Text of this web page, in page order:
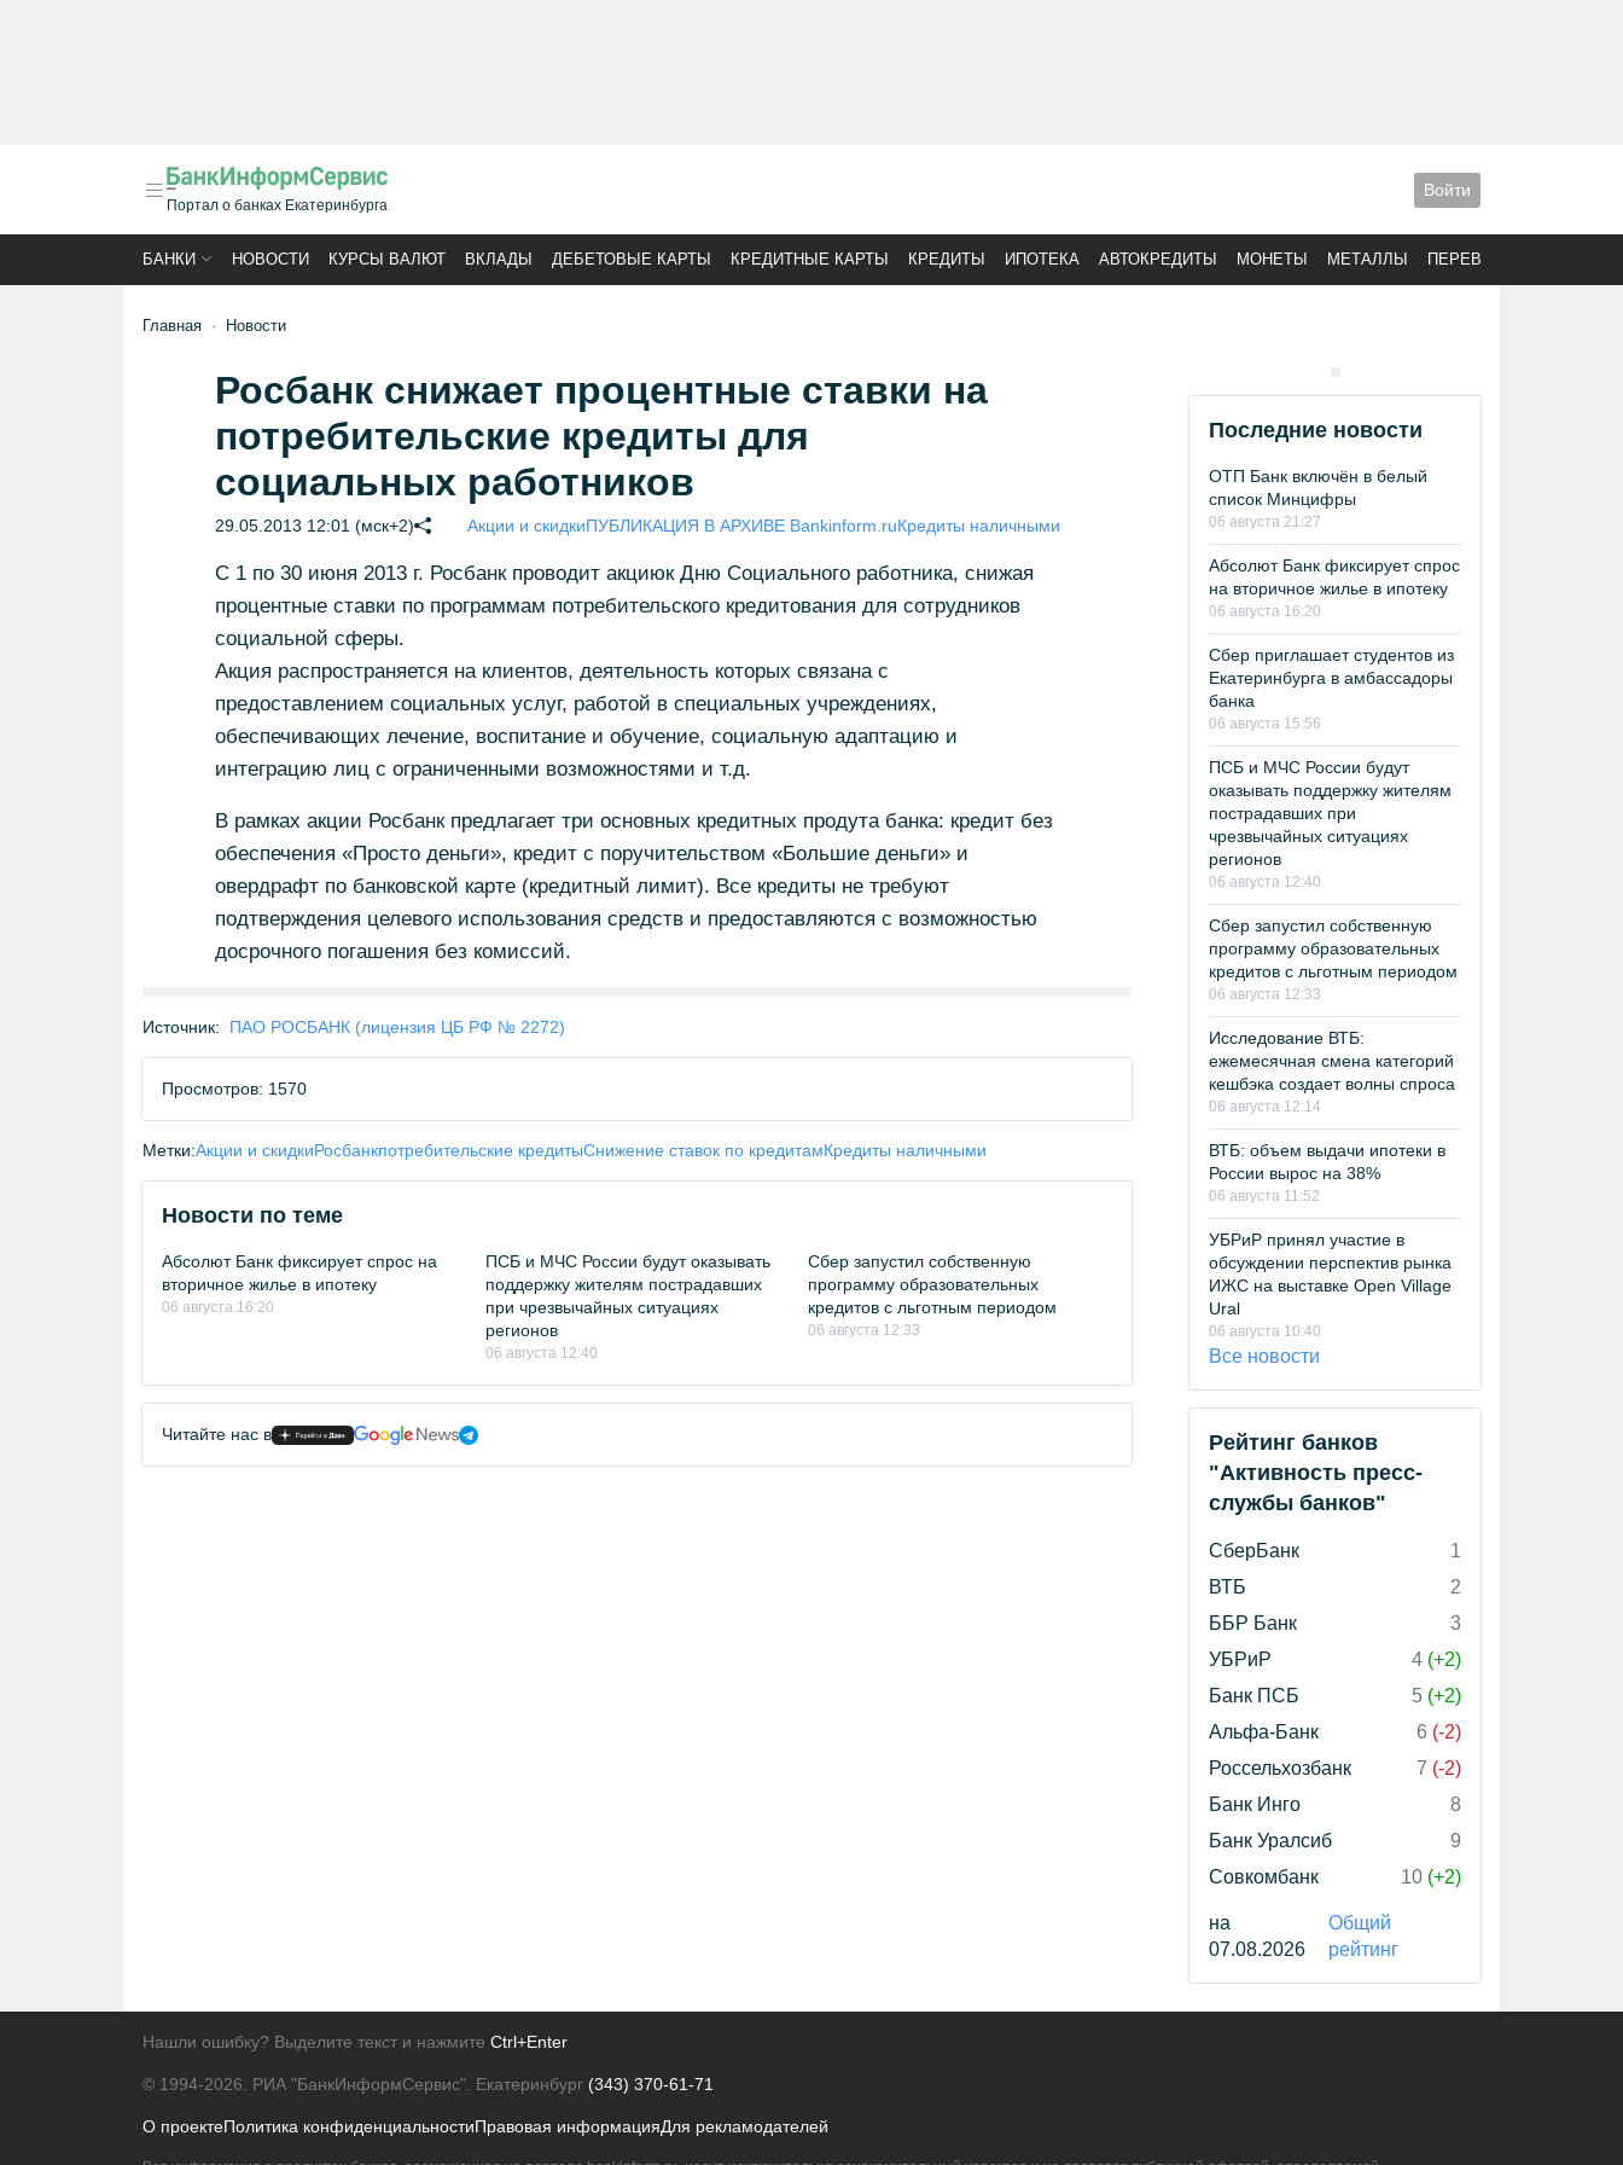
Портал о банках Екатеринбурга
Войти
БАНКИ НОВОСТИ КУРСЫ ВАЛЮТ ВКЛАДЫ ДЕБЕТОВЫЕ КАРТЫ КРЕДИТНЫЕ КАРТЫ КРЕДИТЫ ИПОТЕКА АВТОКРЕДИТЫ МОНЕТЫ МЕТАЛЛЫ ПЕРЕВОДЫ
Главная Новости
Росбанк снижает процентные ставки на
потребительские кредиты для
социальных работников
29.05.2013 12:01 (мск+2) Акции и скидкиПУБЛИКАЦИЯ В АРХИВЕ Bankinform.ruКредиты наличными
С 1 по 30 июня 2013 г. Росбанк проводит акциюк Дню Социального работника, снижая
процентные ставки по программам потребительского кредитования для сотрудников
социальной сферы.
Акция распространяется на клиентов, деятельность которых связана с
предоставлением социальных услуг, работой в специальных учреждениях,
обеспечивающих лечение, воспитание и обучение, социальную адаптацию и
интеграцию лиц с ограниченными возможностями и т.д.
В рамках акции Росбанк предлагает три основных кредитных продута банка: кредит без
обеспечения «Просто деньги», кредит с поручительством «Большие деньги» и
овердрафт по банковской карте (кредитный лимит). Все кредиты не требуют
подтверждения целевого использования средств и предоставляются с возможностью
досрочного погашения без комиссий.
Источник: ПАО РОСБАНК (лицензия ЦБ РФ № 2272)
Просмотров: 1570
Метки:Акции и скидкиРосбанкпотребительские кредитыСнижение ставок по кредитамКредиты наличными
Новости по теме
Абсолют Банк фиксирует спрос на
вторичное жилье в ипотеку
06 августа 16:20
ПСБ и МЧС России будут оказывать
поддержку жителям пострадавших
при чрезвычайных ситуациях
регионов
06 августа 12:40
Сбер запустил собственную
программу образовательных
кредитов с льготным периодом
06 августа 12:33
Читайте нас в
Последние новости
ОТП Банк включён в белый
список Минцифры
06 августа 21:27
Абсолют Банк фиксирует спрос
на вторичное жилье в ипотеку
06 августа 16:20
Сбер приглашает студентов из
Екатеринбурга в амбассадоры
банка
06 августа 15:56
ПСБ и МЧС России будут
оказывать поддержку жителям
пострадавших при
чрезвычайных ситуациях
регионов
06 августа 12:40
Сбер запустил собственную
программу образовательных
кредитов с льготным периодом
06 августа 12:33
Исследование ВТБ:
ежемесячная смена категорий
кешбэка создает волны спроса
06 августа 12:14
ВТБ: объем выдачи ипотеки в
России вырос на 38%
06 августа 11:52
УБРиР принял участие в
обсуждении перспектив рынка
ИЖС на выставке Open Village
Ural
06 августа 10:40
Все новости
Рейтинг банков
"Активность пресс-
службы банков"
СберБанк
1
ВТБ
2
ББР Банк
3
УБРиР
4 (+2)
Банк ПСБ
5 (+2)
Альфа-Банк
6 (-2)
Россельхозбанк
7 (-2)
Банк Инго
8
Банк Уралсиб
9
Совкомбанк
10 (+2)
на
07.08.2026
Общий
рейтинг
Нашли ошибку? Выделите текст и нажмите Ctrl+Enter
© 1994-2026. РИА "БанкИнформСервис". Екатеринбург (343) 370-61-71
О проектеПолитика конфиденциальностиПравовая информацияДля рекламодателей